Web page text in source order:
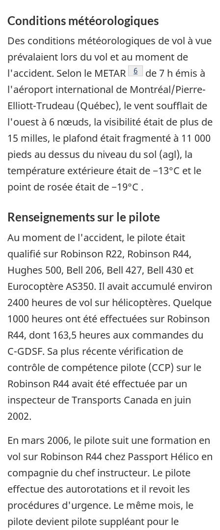
Conditions météorologiques
Des conditions météorologiques de vol à vue
prévalaient lors du vol et au moment de
l'accident. Selon le METAR
Note de bas de page
6
de 7 h émis à
l'aéroport international de Montréal/Pierre-
Elliott-Trudeau (Québec), le vent soufflait de
l'ouest à 6 nœuds, la visibilité était de plus de
15 milles, le plafond était fragmenté à 11 000
pieds au dessus du niveau du sol (agl), la
température extérieure était de −13°C et le
point de rosée était de −19°C .
Renseignements sur le pilote
Au moment de l'accident, le pilote était
qualifié sur Robinson R22, Robinson R44,
Hughes 500, Bell 206, Bell 427, Bell 430 et
Eurocoptère AS350. Il avait accumulé environ
2400 heures de vol sur hélicoptères. Quelque
1000 heures ont été effectuées sur Robinson
R44, dont 163,5 heures aux commandes du
C-GDSF. Sa plus récente vérification de
contrôle de compétence pilote (CCP) sur le
Robinson R44 avait été effectuée par un
inspecteur de Transports Canada en juin
2002.
En mars 2006, le pilote suit une formation en
vol sur Robinson R44 chez Passport Hélico en
compagnie du chef instructeur. Le pilote
effectue des autorotations et il revoit les
procédures d'urgence. Le même mois, le
pilote devient pilote suppléant pour le